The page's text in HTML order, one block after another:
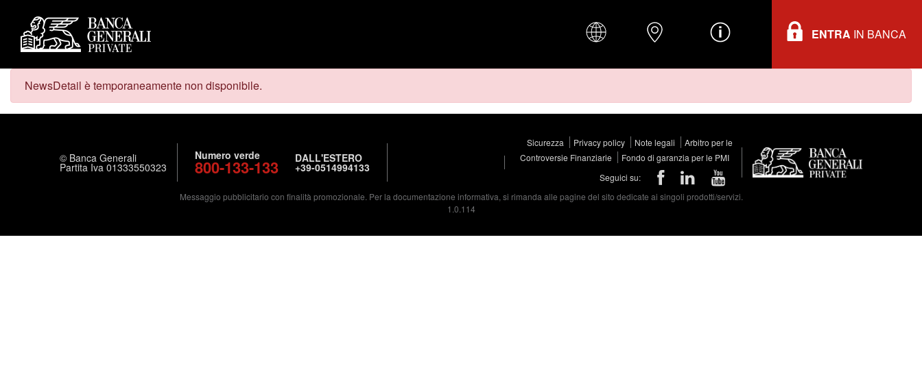
ENTRA IN BANCA
NewsDetail è temporaneamente non disponibile.
© Banca Generali
Partita Iva 01333550323
Numero verde
800-133-133 DALL'ESTERO
+39-0514994133
Sicurezza Privacy policy Note legali
Arbitro per le
Controversie Finanziarie
Fondo di garanzia per le PMI
Seguici su:
Messaggio pubblicitario con finalità promozionale. Per la documentazione informativa, si rimanda alle pagine del sito dedicate ai singoli prodotti/servizi.
1.0.114